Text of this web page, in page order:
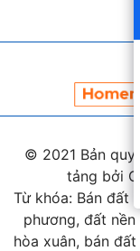
© 2021 Bản
tảng bởi
Từ khóa: Bán đất
phương, đất
hòa xuân, bán